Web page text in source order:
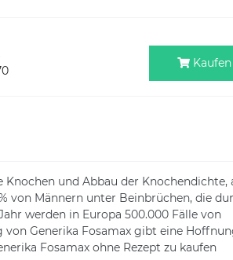
Kaufen
und Abbau der Knochendichte,
von Männern unter Beinbrüchen, die
werden in Europa 500.000 Fälle von
Generika Fosamax gibt eine
Fosamax ohne Rezept zu kaufen